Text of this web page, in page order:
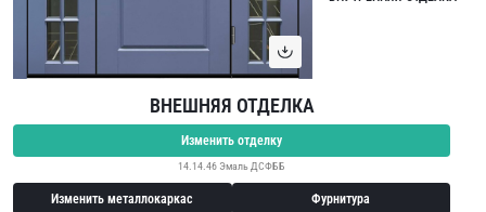
ВНЕШНЯЯ ОТДЕЛКА
Изменить отделку
14.14.46 Эмаль ДСФББ
Изменить металлокаркас Фурнитура